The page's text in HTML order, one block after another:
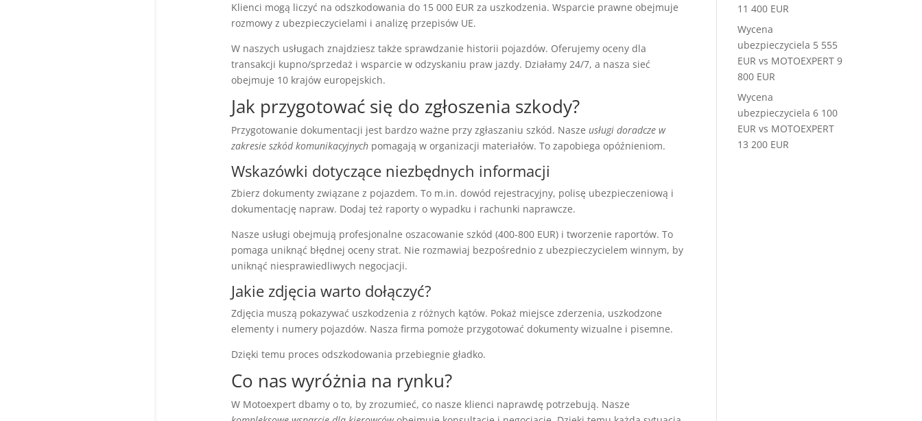
Klienci mogą liczyć na odszkodowania do 15 000 EUR za uszkodzenia. Wsparcie prawne obejmuje
rozmowy z ubezpieczycielami i analizę przepisów UE.
W naszych usługach znajdziesz także sprawdzanie historii pojazdów. Oferujemy oceny dla
transakcji kupno/sprzedaż i wsparcie w odzyskaniu praw jazdy. Działamy 24/7, a nasza sieć
obejmuje 10 krajów europejskich.
Jak przygotować się do zgłoszenia szkody?
Przygotowanie dokumentacji jest bardzo ważne przy zgłaszaniu szkód. Nasze usługi doradcze w
zakresie szkód komunikacyjnychpomagają w organizacji materiałów. To zapobiega opóźnieniom.
Wskazówki dotyczące niezbędnych informacji
Zbierz dokumenty związane z pojazdem. To m.in. dowód rejestracyjny, polisę ubezpieczeniową i
dokumentację napraw. Dodaj też raporty o wypadku i rachunki naprawcze.
Nasze usługi obejmują profesjonalne oszacowanie szkód (400-800 EUR) i tworzenie raportów. To
pomaga uniknąć błędnej oceny strat. Nie rozmawiaj bezpośrednio z ubezpieczycielem winnym, by
uniknąć niesprawiedliwych negocjacji.
Jakie zdjęcia warto dołączyć?
Zdjęcia muszą pokazywać uszkodzenia z różnych kątów. Pokaż miejsce zderzenia, uszkodzone
elementy i numery pojazdów. Nasza firma pomoże przygotować dokumenty wizualne i pisemne.
Dzięki temu proces odszkodowania przebiegnie gładko.
Co nas wyróżnia na rynku?
W Motoexpert dbamy o to, by zrozumieć, co nasze klienci naprawdę potrzebują. Nasze
11 400 EUR
Wycena
ubezpieczyciela 5 555
EUR vs MOTOEXPERT 9
800 EUR
Wycena
ubezpieczyciela 6 100
EUR vs MOTOEXPERT
13 200 EUR